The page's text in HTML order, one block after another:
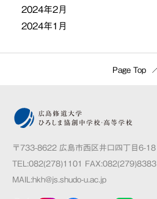
2024年2月
2024年1月
Page Top
〒733-8622 広島市西区井口四丁目6-18
TEL:082(278)1101 FAX:082(279)8383
MAIL:hkh@js.shudo-u.ac.jp